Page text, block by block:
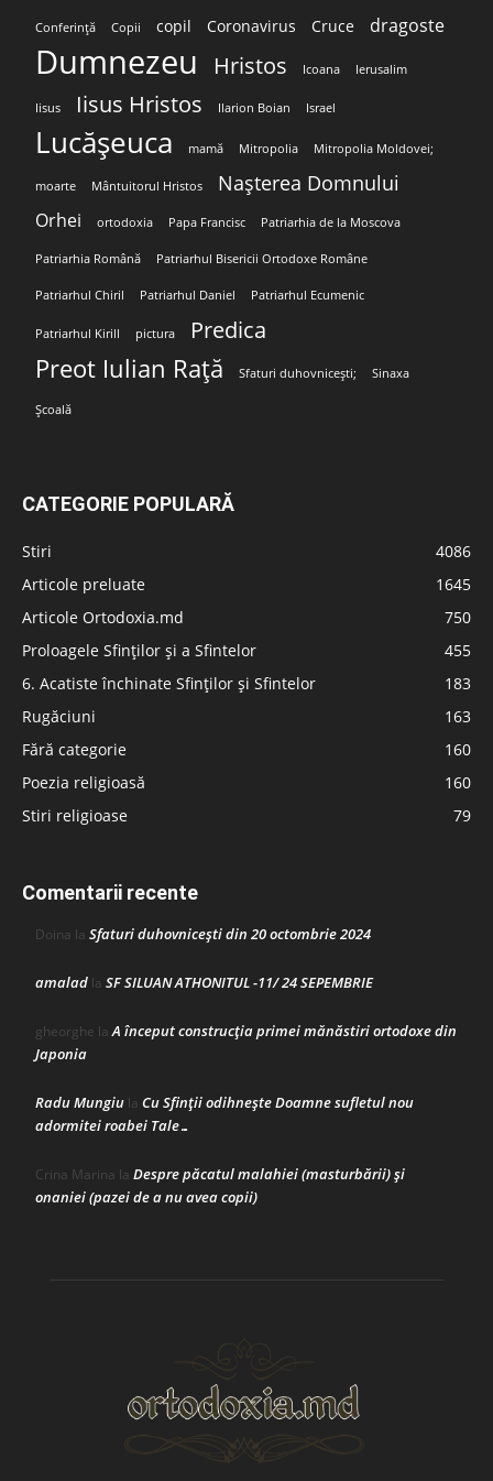
Conferință Copii copil Coronavirus Cruce dragoste
Dumnezeu Hristos Icoana Ierusalim
Iisus Iisus Hristos Ilarion Boian Israel
Lucășeuca mamă Mitropolia Mitropolia Moldovei;
moarte Mântuitorul Hristos Nașterea Domnului
Orhei ortodoxia Papa Francisc Patriarhia de la Moscova
Patriarhia Română Patriarhul Bisericii Ortodoxe Române
Patriarhul Chiril Patriarhul Daniel Patriarhul Ecumenic
Patriarhul Kirill pictura Predica
Preot Iulian Rață Sfaturi duhovnicești; Sinaxa
Școală
CATEGORIE POPULARĂ
Stiri
4086
Articole preluate
1645
Articole Ortodoxia.md
750
Proloagele Sfinților și a Sfintelor
455
6. Acatiste închinate Sfinților și Sfintelor
183
Rugăciuni
163
Fără categorie
160
Poezia religioasă
160
Stiri religioase
79
Comentarii recente
Doina la Sfaturi duhovnicești din 20 octombrie 2024
amalad la SF SILUAN ATHONITUL -11/ 24 SEPEMBRIE
gheorghe laA început construcţia primei mănăstiri ortodoxe din
Japonia
Radu Mungiu la Cu Sfinții odihnește Doamne sufletul nou
adormitei roabei Tale…
Crina Marina la Despre păcatul malahiei (masturbării) şi
onaniei (pazei de a nu avea copii)